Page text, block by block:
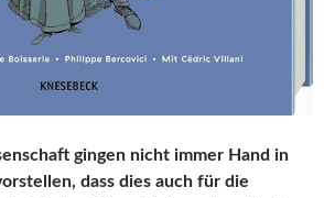
gingen nicht immer Hand in
dass dies auch für die